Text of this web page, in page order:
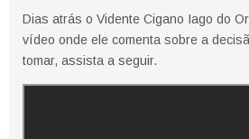
Dias atrás o Vidente Cigano Iago do
vídeo onde ele comenta sobre a
tomar, assista a seguir.